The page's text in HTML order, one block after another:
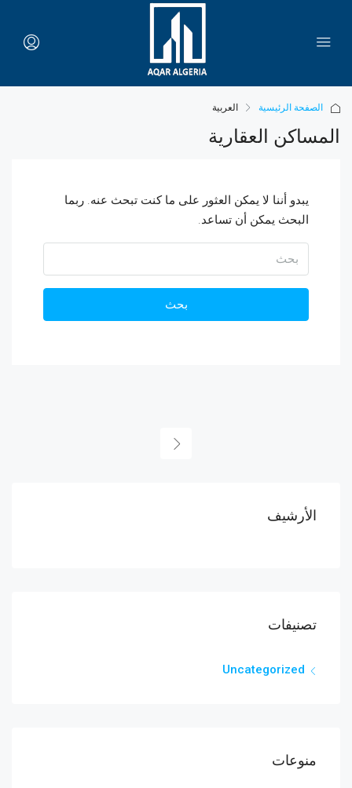
الصفحة الرئيسية العربية
المساكن العقارية
يبدو أننا لا يمكن العثور على ما كنت تبحث عنه. ربما
البحث يمكن أن تساعد.
بحث
الأرشيف
تصنيفات
Uncategorized
منوعات